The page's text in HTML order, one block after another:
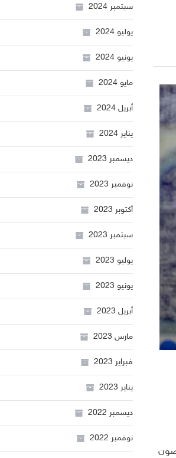
سبتمبر 2024
يوليو 2024
يونيو 2024
مايو 2024
أبريل 2024
يناير 2024
ديسمبر 2023
نوفمبر 2023
أكتوبر 2023
سبتمبر 2023
يوليو 2023
يونيو 2023
أبريل 2023
مارس 2023
فبراير 2023
يناير 2023
ديسمبر 2022
نوفمبر 2022